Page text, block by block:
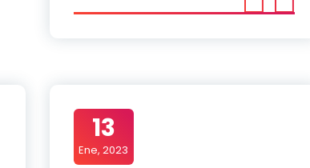
13
Ene, 2023